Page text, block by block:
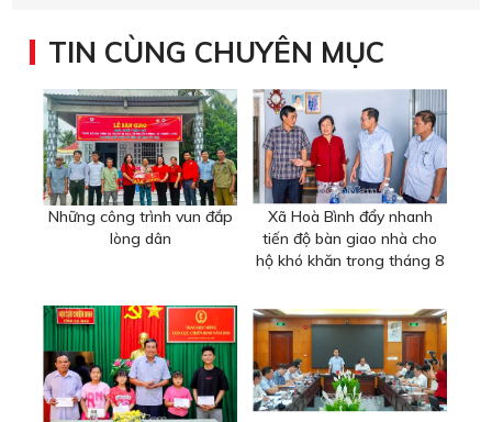
TIN CÙNG CHUYÊN MỤC
Những công trình vun đắp
lòng dân
Xã Hoà Bình đẩy nhanh
tiến độ bàn giao nhà cho
hộ khó khăn trong tháng 8